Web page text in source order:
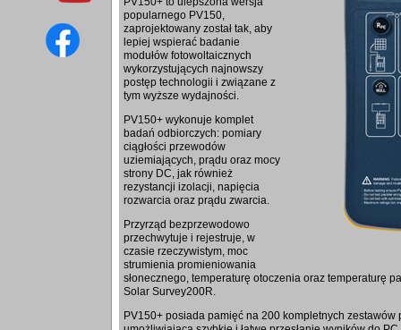
popularnego PV150,
zaprojektowany został tak, aby
lepiej wspierać badanie
modułów fotowoltaicznych
wykorzystujących najnowszy
postęp technologii i związane z
tym wyższe wydajności.
PV150+ wykonuje komplet
badań odbiorczych: pomiary
ciągłości przewodów
uziemiających, prądu oraz mocy
strony DC, jak również
rezystancji izolacji, napięcia
rozwarcia oraz prądu zwarcia.
Przyrząd bezprzewodowo
przechwytuje i rejestruje, w
czasie rzeczywistym, moc
strumienia promieniowania
słonecznego, temperaturę otoczenia oraz temperaturę
Solar Survey200R.
PV150+ posiada pamięć na 200 kompletnych zestawów